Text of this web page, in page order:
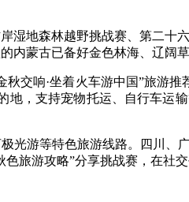
地森林越野挑战赛、第二十
蒙古已备好金色林海、辽阔
响·坐着火车游中国”旅游
，支持宠物托运、自行车
游等特色旅游线路。四川、
旅游攻略”分享挑战赛，在社